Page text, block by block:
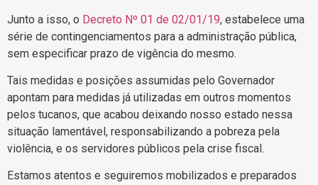
Junto a isso, o Decreto Nº 01 de 02/01/19, estabelece uma
série de contingenciamentos para a administração pública,
sem especificar prazo de vigência do mesmo.
Tais medidas e posições assumidas pelo Governador
apontam para medidas já utilizadas em outros momentos
pelos tucanos, que acabou deixando nosso estado nessa
situação lamentável, responsabilizando a pobreza pela
violência, e os servidores públicos pela crise fiscal.
Estamos atentos e seguiremos mobilizados e preparados